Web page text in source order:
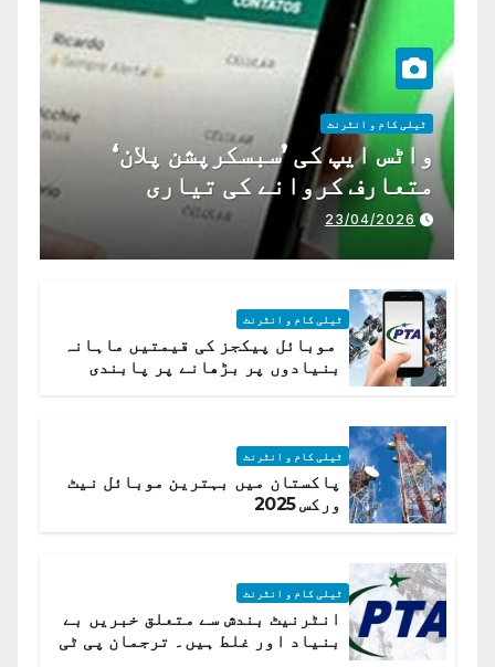
ٹیلی کام و انٹرنٹ
واٹس ایپ کی ’سبسکرپشن پلان‘
متعارف کروانے کی تیاری
23/04/2026
ٹیلی کام و انٹرنٹ
موبائل پیکجز کی قیمتیں ماہانہ
بنیادوں پر بڑھانے پر پابندی
ٹیلی کام و انٹرنٹ
پاکستان میں بہترین موبائل نیٹ
ورکس 2025
ٹیلی کام و انٹرنٹ
انٹرنیٹ بندش سے متعلق خبریں بے
بنیاد اور غلط ہیں۔ ترجمان پی ٹی